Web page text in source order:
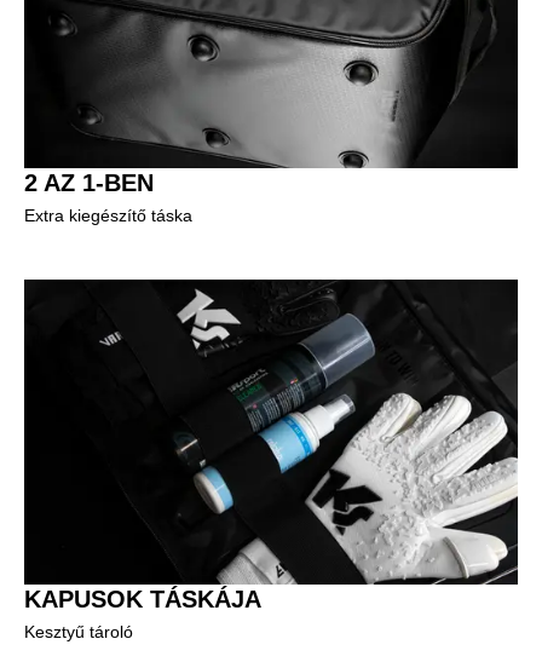
2 AZ 1-BEN
Extra kiegészítő táska
KAPUSOK TÁSKÁJA
Kesztyű tároló